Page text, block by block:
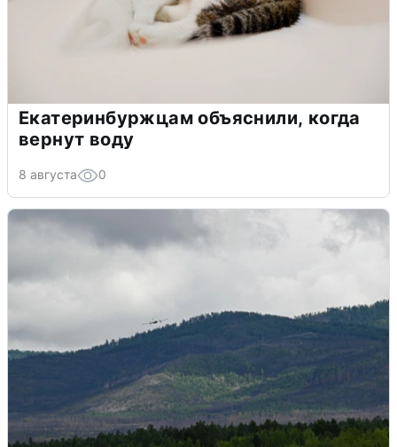
Екатеринбуржцам объяснили, когда
вернут воду
8 августа 0